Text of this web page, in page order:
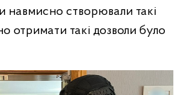
навмисно створювали такі
отримати такі дозволи було